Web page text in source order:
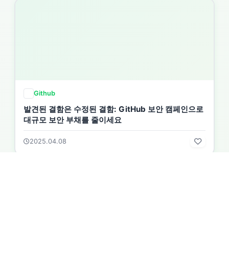
Github
발견된 결함은 수정된 결함: GitHub 보안 캠페인으로
대규모 보안 부채를 줄이세요
2025.04.08